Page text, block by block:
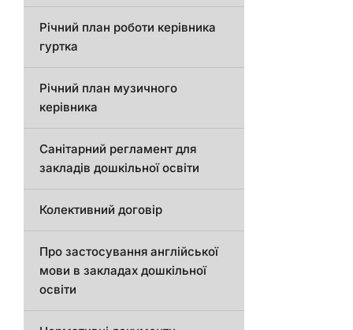
Річний план роботи керівника
гуртка
Річний план музичного
керівника
Санітарний регламент для
закладів дошкільної освіти
Колективний договір
Про застосування англійської
мови в закладах дошкільної
освіти